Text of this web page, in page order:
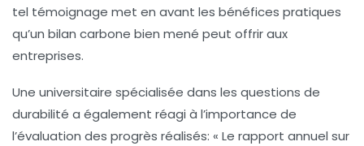
tel témoignage met en avant les bénéfices pratiques
qu’un bilan carbone bien mené peut offrir aux
entreprises.
Une universitaire spécialisée dans les questions de
durabilité a également réagi à l’importance de
l’évaluation des progrès réalisés: « Le rapport annuel sur